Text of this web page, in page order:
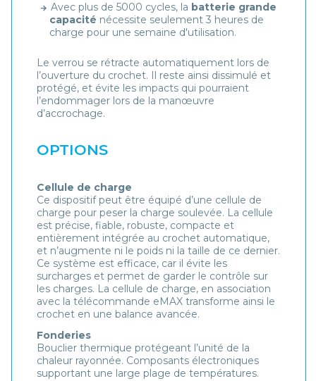
Avec plus de 5000 cycles, la batterie grande
capacité nécessite seulement 3 heures de
charge pour une semaine d'utilisation.
Le verrou se rétracte automatiquement lors de
l’ouverture du crochet. Il reste ainsi dissimulé et
protégé, et évite les impacts qui pourraient
l’endommager lors de la manœuvre
d’accrochage.
OPTIONS
Cellule de charge
Ce dispositif peut être équipé d’une cellule de
charge pour peser la charge soulevée. La cellule
est précise, fiable, robuste, compacte et
entièrement intégrée au crochet automatique,
et n’augmente ni le poids ni la taille de ce dernier.
Ce système est efficace, car il évite les
surcharges et permet de garder le contrôle sur
les charges. La cellule de charge, en association
avec la télécommande eMAX transforme ainsi le
crochet en une balance avancée.
Fonderies
Bouclier thermique protégeant l’unité de la
chaleur rayonnée. Composants électroniques
supportant une large plage de températures.